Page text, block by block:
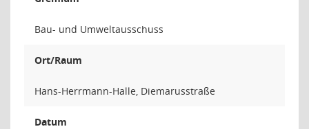
Bau- und Umweltausschuss
Ort/Raum
Hans-Herrmann-Halle, Diemarusstraße
Datum